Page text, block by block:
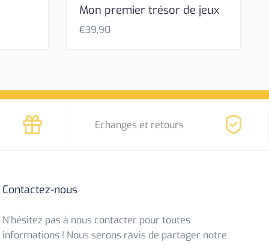
Mon premier trésor de jeux
€39,90
Echanges et retours
Contactez-nous
N’hésitez pas à nous contacter pour toutes
informations ! Nous serons ravis de partager notre